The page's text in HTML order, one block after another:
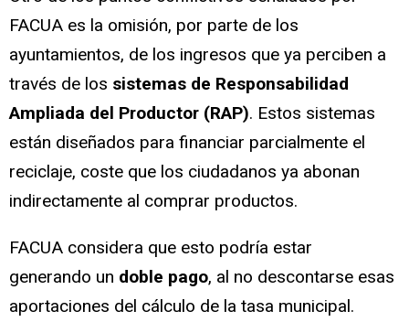
FACUA es la omisión, por parte de los
ayuntamientos, de los ingresos que ya perciben a
través de los sistemas de Responsabilidad
Ampliada del Productor (RAP). Estos sistemas
están diseñados para financiar parcialmente el
reciclaje, coste que los ciudadanos ya abonan
indirectamente al comprar productos.
FACUA considera que esto podría estar
generando un doble pago, al no descontarse esas
aportaciones del cálculo de la tasa municipal.